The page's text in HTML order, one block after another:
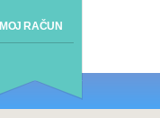
MOJ RAČUN